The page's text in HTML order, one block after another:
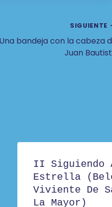
SIGUIENTE
bandeja con la cabeza
Juan
II Siguiendo
Estrella
Viviente De
La Mayor)